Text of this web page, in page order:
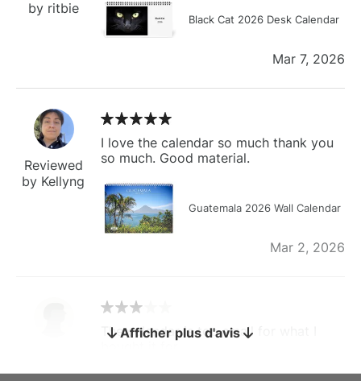
by ritbie
Black Cat 2026 Desk Calendar
Mar 7, 2026
Reviewed
by Kellyng
I love the calendar so much thank you
so much. Good material.
Guatemala 2026 Wall Calendar
Mar 2, 2026
by charles
The calendar is too small for what I
bought it for
Afficher plus d'avis